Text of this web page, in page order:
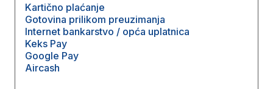
Kartično plaćanje
Gotovina prilikom preuzimanja
Internet bankarstvo / opća uplatnica
Keks Pay
Google Pay
Aircash